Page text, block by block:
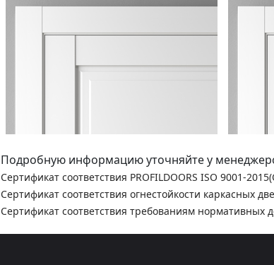
Подробную информацию уточняйте у
Сертификат соответствия PROFILDOORS ISO 9001-
Сертификат соответствия огнестойкости каркасных
Сертификат соответствия требованиям нормативных